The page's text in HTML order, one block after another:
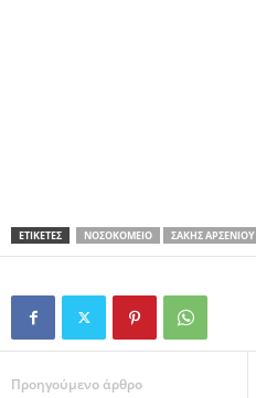
ΕΤΙΚΕΤΕΣ ΝΟΣΟΚΟΜΕΊΟ ΣΆΚΗΣ ΑΡΣΕΝΊΟΥ
Προηγούμενο άρθρο